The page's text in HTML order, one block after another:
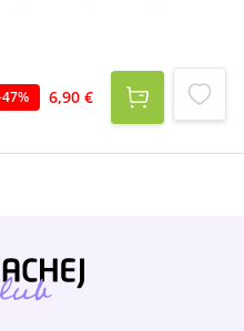
a verili jej. Dnes sa tento pocit
preto, že šesť ideí, na
Západu stojí, zažilo
ako akákoľvek iná v minulosti
stav jej obyvateľov,
dĺžka života a zrejme aj
časť týchto úspechov
na vrub šiestim základným
47% 6,90 €